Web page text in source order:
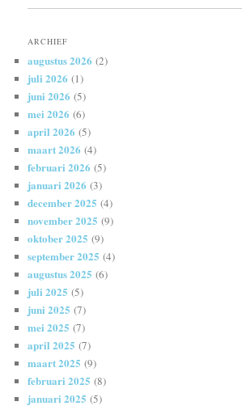
ARCHIEF
augustus 2026 (2)
juli 2026 (1)
juni 2026 (5)
mei 2026 (6)
april 2026 (5)
maart 2026 (4)
februari 2026 (5)
januari 2026 (3)
december 2025 (4)
november 2025 (9)
oktober 2025 (9)
september 2025 (4)
augustus 2025 (6)
juli 2025 (5)
juni 2025 (7)
mei 2025 (7)
april 2025 (7)
maart 2025 (9)
februari 2025 (8)
januari 2025 (5)